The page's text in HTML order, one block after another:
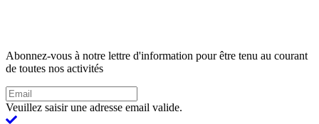
Abonnez-vous à notre lettre d'information pour être tenu au courant
de toutes nos activités
Veuillez saisir une adresse email valide.